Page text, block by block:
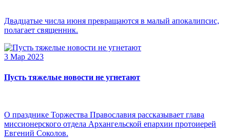
Двадцатые числа июня превращаются в малый апокалипсис,
полагает священник.
3 Мар 2023
Пусть тяжелые новости не угнетают
О празднике Торжества Православия рассказывает глава
миссионерского отдела Архангельской епархии протоиерей
Евгений Соколов.